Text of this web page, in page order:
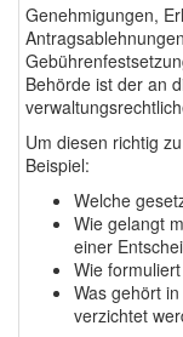
Genehmigungen,
Behörde ist der an
Um diesen richtig
Beispiel:
Welche
Wie gelangt
einer
Wie
Was gehört
verzichtet